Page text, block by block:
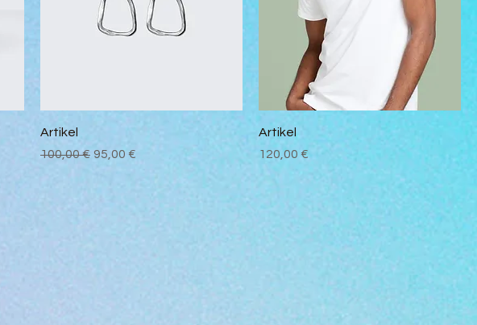
Artikel
Standardpreis
100,00 € Sale-Preis
95,00 €
Artikel
Preis
120,00 €